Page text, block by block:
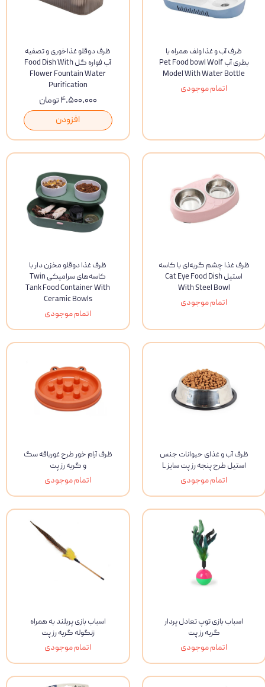
ظرف آب و غذا ولف همراه با
بطری آب Pet Food bowl Wolf
Model With Water Bottle
اتمام موجودی
ظرف دوقلو غذاخوری و تصفیه
آب فواره گل Food Dish With
Flower Fountain Water
Purification
۴,۵۰۰,۰۰۰ تومان
افزودن
ظرف غذا چشم گربه‌ای با کاسه
استیل Cat Eye Food Dish
With Steel Bowl
اتمام موجودی
ظرف غذا دوقلو مخزن دار با
کاسه‌های سرامیکی Twin
Tank Food Container With
Ceramic Bowls
اتمام موجودی
ظرف آب و غذای حیوانات جنس
استیل طرح پنجه رز پت سایز L
اتمام موجودی
ظرف آرام خور طرح غورباقه سگ
و گربه رز پت
اتمام موجودی
اسباب بازی توپ تعادل پر‌دار
گربه رز پت
اتمام موجودی
اسباب بازی پربلند به همراه
زنگوله گربه رز پت
اتمام موجودی